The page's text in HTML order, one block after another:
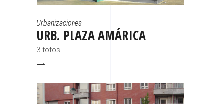
Urbanizaciones
URB. PLAZA AMÁRICA
3 fotos